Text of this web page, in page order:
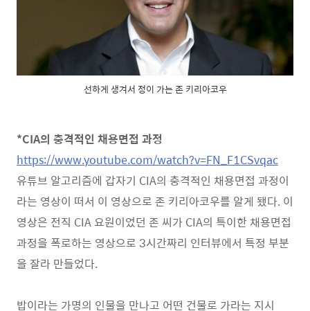
선하게 생겨서 정이 가는 존 키리아코우
*CIA의 충격적인 채용면접 과정
https://www.youtube.com/watch?v=FN_F1CSvqac
유튜브 알고리즘에 갑자기 CIA의 충격적인 채용면접 과정이
라는 영상이 떠서 이 영상으로 존 키리아코우를 알게 됐다. 이
영상은 전직 CIA 요원이었던 존 씨가 CIA의 특이한 채용면접
과정을 폭로하는 영상으로 3시간짜리 인터뷰에서 특정 부분
을 잘라 만들었다.
밥이라는 가명의 인물을 만나고 어떤 건물로 가라는 지시